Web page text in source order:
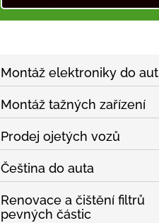
Montáž elektroniky do aut
Montáž tažných zařízení
Prodej ojetých vozů
Čeština do auta
Renovace a čištění filtrů
pevných částic